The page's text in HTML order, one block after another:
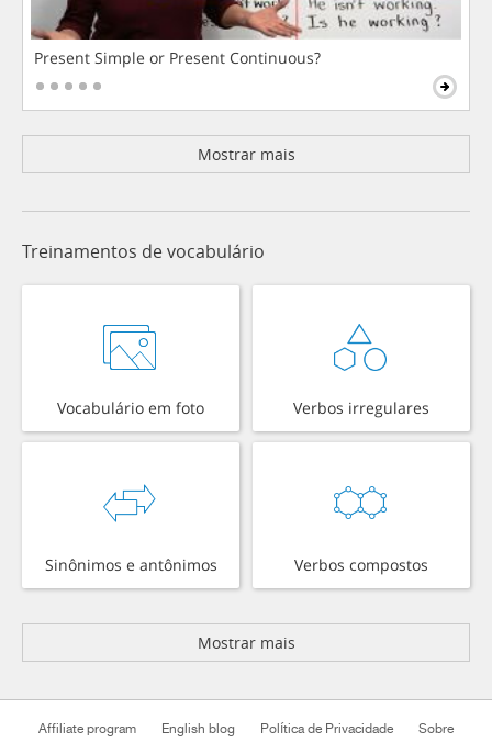
Present Simple or Present Continuous?
Mostrar mais
Treinamentos de vocabulário
Vocabulário em foto Verbos irregulares
Sinônimos e antônimos Verbos compostos
Mostrar mais
Affiliate program English blog Política de Privacidade Sobre